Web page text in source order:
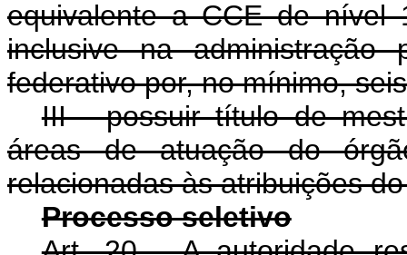
equivalente a CCE de nível
inclusive na administração
federativo por, no mínimo,
III - possuir título de
áreas de atuação do
relacionadas às atribuições
Processo seletivo